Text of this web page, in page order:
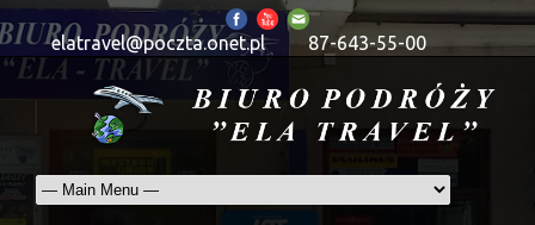
elatravel@poczta.onet.pl 87-643-55-00